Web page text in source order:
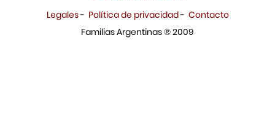
Legales- Política de privacidad- Contacto
Familias Argentinas ® 2009